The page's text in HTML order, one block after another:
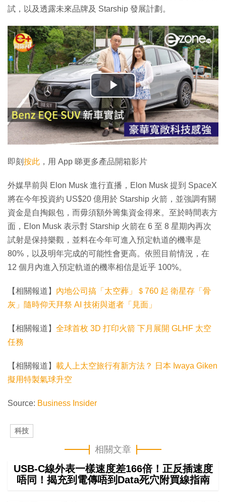
試，以及透露未來品牌及 Starship 發展計劃。
播
放
影
片
即刻 按此 ，用 App 睇更多產品開箱影片
外媒早前與 Elon Musk 進行直播，Elon Musk 提到 SpaceX
將在今年投資約 US$20 億用於 Starship 火箭，並強調有關
資金是自掏銀包，而毋須額外籌集資金得來。至於時間表方
面，Elon Musk 表示對 Starship 火箭在 6 至 8 星期內再次
試射是保持樂觀，並料在今年可進入預定軌道的機率是
80%，以及明年完成的可能性會更高。依照目前情況，在
12 個月內進入預定軌道的機率相信是近乎 100%。
【相關報道】 內地公司搞「太空葬」＄760 起 衛星存「骨
灰」隨時仰天拜祭 AI 技術與逝者「見面」
【相關報道】 全球首枚 3D 打印火箭 下月展開 GLHF 太空
任務
【相關報道】 載人上太空旅行有新方法？ 日本 Iwaya Giken
擬用特製氣球升空
Source: Business Insider
科技
相關文章
USB-C線外表一樣速度差166倍！正反插速度
唔同！揭充到電傳唔到Data死穴附買線指南